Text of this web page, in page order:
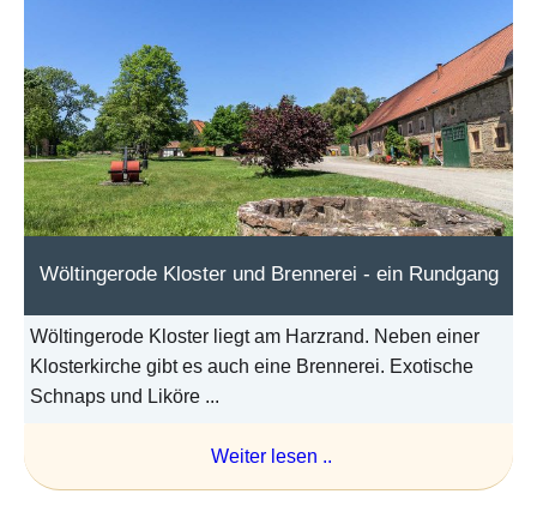
Wöltingerode Kloster und Brennerei - ein Rundgang
Wöltingerode Kloster liegt am Harzrand. Neben einer
Klosterkirche gibt es auch eine Brennerei. Exotische
Schnaps und Liköre ...
Weiter lesen ..